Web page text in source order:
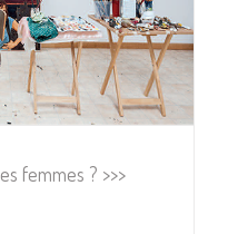
femmes ? >>>